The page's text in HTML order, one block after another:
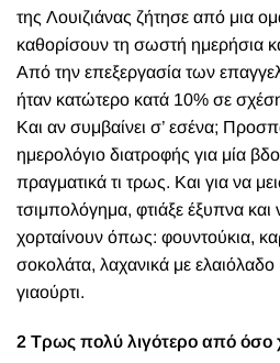
της Λουιζιάνας ζήτησε από μια
καθορίσουν τη σωστή ημερήσια
Από την επεξεργασία των
ήταν κατώτερο κατά 10% σε
Και αν συμβαίνει σ’ εσένα;
ημερολόγιο διατροφής για μία
πραγματικά τι τρως. Και για να
τσιμπολόγημα, φτιάξε έξυπνα
χορταίνουν όπως: φουντούκια,
σοκολάτα, λαχανικά με
γιαούρτι.
2 Τρως πολύ λιγότερο από όσο